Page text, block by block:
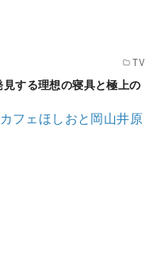
TV
する理想の寝具と極上の